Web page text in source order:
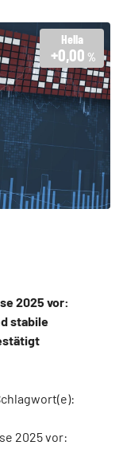
Hella
+0,00 %
2025 vor:
stabile
2025 vor: